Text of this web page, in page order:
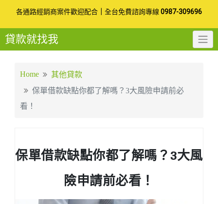
to
content
各通路經銷商案件歡迎配合 全台免費諮詢專線 0987-309696
貸款就找我
Home
其他貸款
保單借款缺點你都了解嗎？3大風險申請前必
看！
保單借款缺點你都了解嗎？3大風
險申請前必看！